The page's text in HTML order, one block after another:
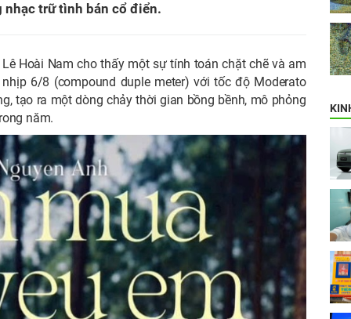
trữ tình bán cổ điển.
Hoài Nam cho thấy một sự tính toán chặt chẽ và am
6/8 (compound duple meter) với tốc độ Moderato
tạo ra một dòng chảy thời gian bồng bềnh, mô phỏng
năm.